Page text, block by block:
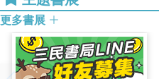
policymakers. It addresses
urban water governance
the impacts are. The
progressive entry into the
governance. Starting with
更多書展